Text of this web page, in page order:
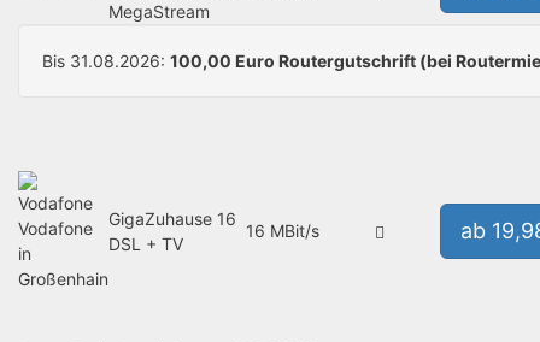
MegaStream
Bis 31.08.2026: 100,00 Euro Routergutschrift (bei
Vodafone
in
Großenhain
GigaZuhause 16
DSL + TV
16 MBit/s ab